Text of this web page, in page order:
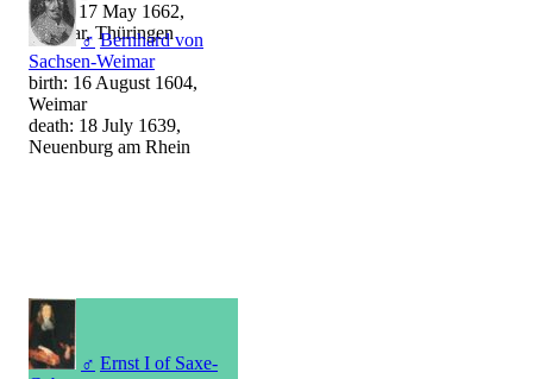
death: 17 May 1662,
Weimar, Thüringen
♂ Bernhard von
Sachsen-Weimar
birth: 16 August 1604,
Weimar
death: 18 July 1639,
Neuenburg am Rhein
♂ Ernst I of Saxe-